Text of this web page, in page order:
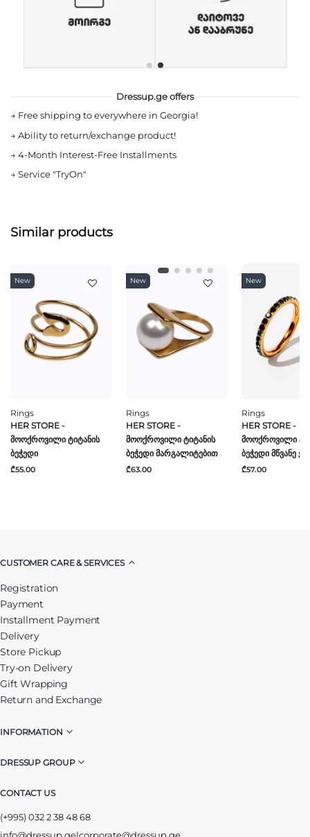
Dressup.ge offers
→ Free shipping to everywhere in Georgia!
→ Ability to return/exchange product!
→ 4-Month Interest-Free Installments
→ Service "TryOn"
Similar products
New
Rings
HER STORE -
Მოოქროვილი Ტიტანის
Ბეჭედი
₾55.00
New
Rings
HER STORE -
Მოოქროვილი Ტიტანის
Ბეჭედი Მარგალიტებით
₾63.00
New
Rings
HER STORE -
Მოოქროვილი
Ბეჭედი Მწვანე
₾57.00
CUSTOMER CARE & SERVICES
Registration
Payment
Installment Payment
Delivery
Store Pickup
Try-on Delivery
Gift Wrapping
Return and Exchange
INFORMATION
DRESSUP GROUP
CONTACT US
(+995) 032 2 38 48 68